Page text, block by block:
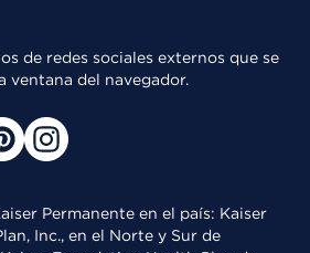
de redes sociales externos que se
ventana del navegador.
Permanente en el país: Kaiser
Inc., en el Norte y Sur de